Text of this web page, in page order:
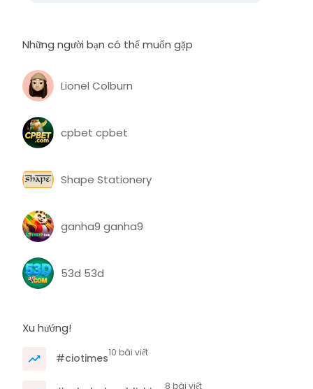
Những người bạn có thể muốn gặp
Lionel Colburn
cpbet cpbet
Shape Stationery
ganha9 ganha9
53d 53d
Xu hướng!
#ciotimes10 bài viết
8 bài viết